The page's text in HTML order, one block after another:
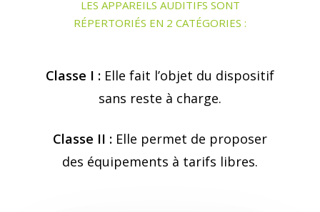
LES APPAREILS AUDITIFS SONT
RÉPERTORIÉS EN 2 CATÉGORIES :
Classe I : Elle fait l’objet du dispositif
sans reste à charge.
Classe II : Elle permet de proposer
des équipements à tarifs libres.